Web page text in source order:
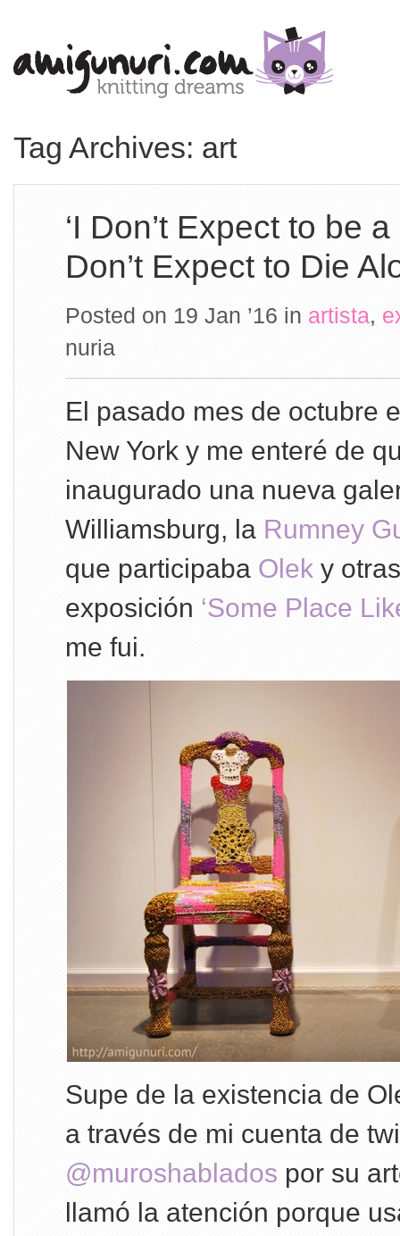
Tag Archives: art
‘I Don’t Expect to be
Don’t Expect to Die
Posted on 19 Jan ’16 in artista,
nuria
El pasado mes de octubre
New York y me enteré de
inaugurado una nueva
Williamsburg, la Rumney
que participaba Olek y
exposición ‘Some Place
me fui.
Supe de la existencia de
a través de mi cuenta de
@muroshablados por su
llamó la atención porque